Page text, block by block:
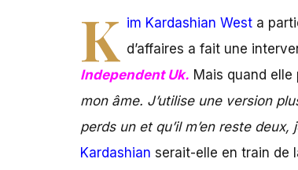
K im Kardashian Westa
d’affaires a fait une
Independent Uk. Mais quand elle
mon âme. J’utilise une version
perds un et qu’il m’en reste
Kardashian serait-elle en train de